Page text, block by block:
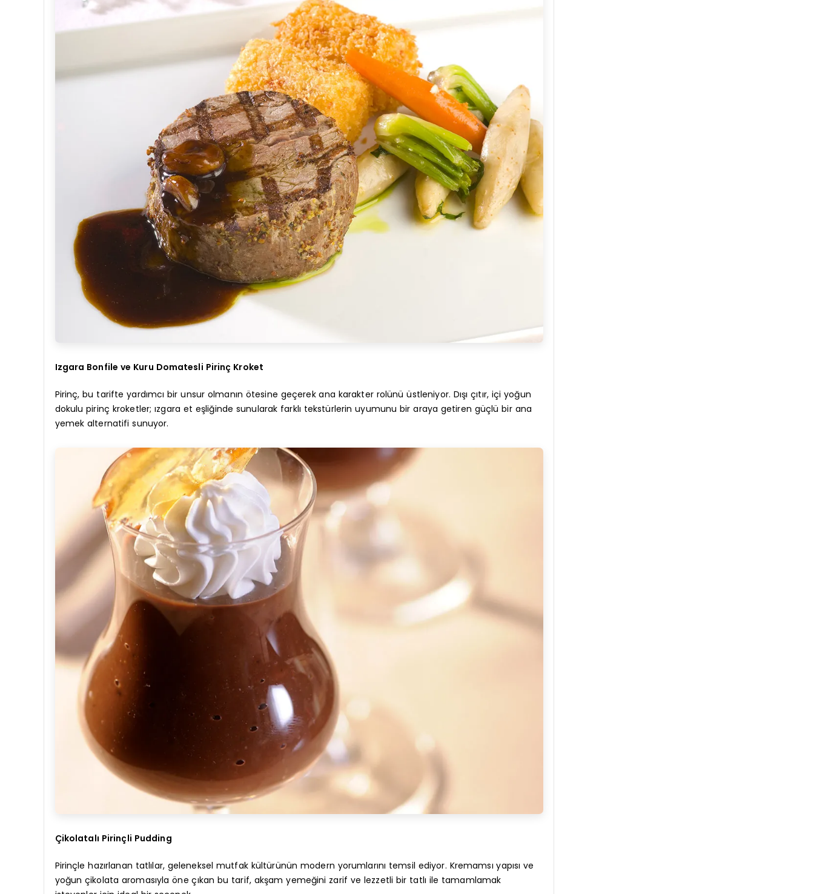
Izgara Bonfile ve Kuru Domatesli Pirinç Kroket
Pirinç, bu tarifte yardımcı bir unsur olmanın ötesine geçerek ana karakter rolünü üstleniyor. Dışı çıtır, içi yoğun
dokulu pirinç kroketler; ızgara et eşliğinde sunularak farklı tekstürlerin uyumunu bir araya getiren güçlü bir ana
yemek alternatifi sunuyor.
Çikolatalı Pirinçli Pudding
Pirinçle hazırlanan tatlılar, geleneksel mutfak kültürünün modern yorumlarını temsil ediyor. Kremamsı yapısı ve
yoğun çikolata aromasıyla öne çıkan bu tarif, akşam yemeğini zarif ve lezzetli bir tatlı ile tamamlamak